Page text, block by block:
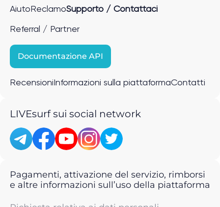
Aiuto ReclamoSupporto / Contattaci
Referral / Partner
Documentazione API
Recensioni Informazioni sulla piattaformaContatti
LIVEsurf sui social network
Pagamenti, attivazione del servizio, rimborsi
e altre informazioni sull’uso della piattaforma